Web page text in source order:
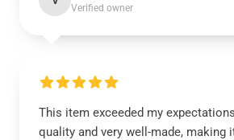
Verified owner
This item exceeded my
quality and very well-made, making